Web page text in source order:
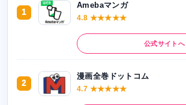
1
Amebaマンガ
4.8 ★★★★★
公式サイトへ
2
漫画全巻ドットコム
4.7 ★★★★★